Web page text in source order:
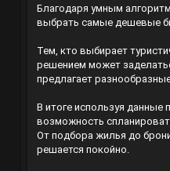
Благодаря умным
выбрать самые дешевые
Тем, кто выбирает
решением может
предлагает
В итоге используя
возможность
От подбора жилья до
решается покойно.